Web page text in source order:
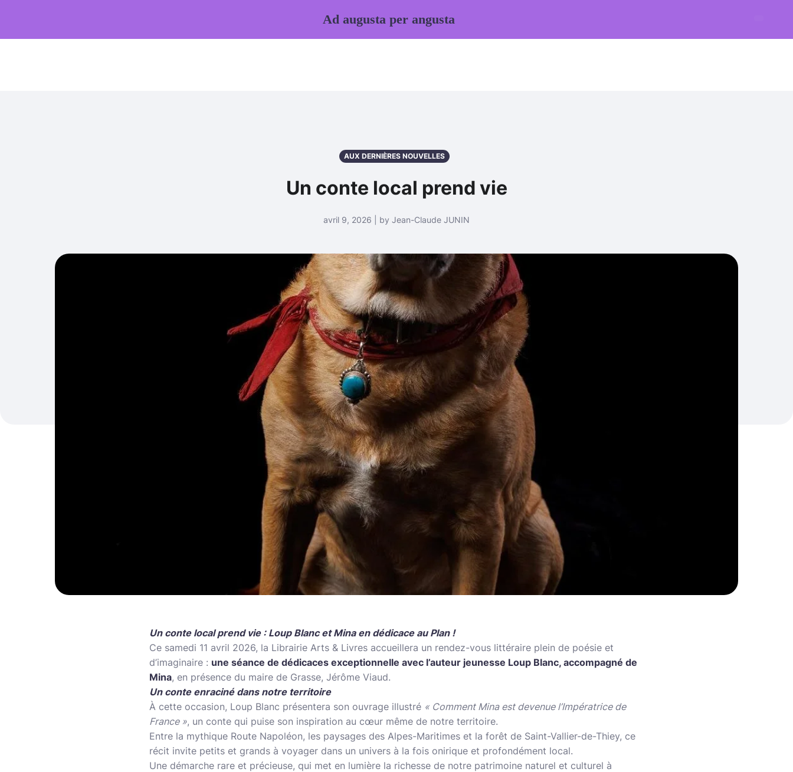
AUX DERNIÈRES NOUVELLES
Un conte local prend vie
avril 9, 2026 | by Jean-Claude JUNIN
Un conte local prend vie : Loup Blanc et Mina en dédicace au Plan !
Ce samedi 11 avril 2026, la Librairie Arts & Livres accueillera un rendez-vous littéraire plein de poésie et
d’imaginaire : une séance de dédicaces exceptionnelle avec l’auteur jeunesse Loup Blanc, accompagné de
Mina, en présence du maire de Grasse, Jérôme Viaud.
Un conte enraciné dans notre territoire
À cette occasion, Loup Blanc présentera son ouvrage illustré « Comment Mina est devenue l’Impératrice de
France », un conte qui puise son inspiration au cœur même de notre territoire.
Entre la mythique Route Napoléon, les paysages des Alpes-Maritimes et la forêt de Saint-Vallier-de-Thiey, ce
récit invite petits et grands à voyager dans un univers à la fois onirique et profondément local.
Une démarche rare et précieuse, qui met en lumière la richesse de notre patrimoine naturel et culturel à
Ad augusta per angusta